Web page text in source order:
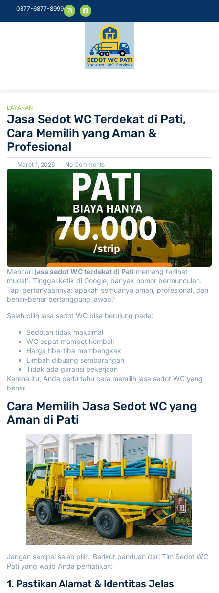
0877-6877-8999
LAYANAN
Jasa Sedot WC Terdekat di Pati,
Cara Memilih yang Aman &
Profesional
Maret 1, 2026 No Comments
Mencari jasa sedot WC terdekat di Pati memang terlihat
mudah. Tinggal ketik di Google, banyak nomor bermunculan.
Tapi pertanyaannya: apakah semuanya aman, profesional, dan
benar-benar bertanggung jawab?
Salah pilih jasa sedot WC bisa berujung pada:
Sedotan tidak maksimal
WC cepat mampet kembali
Harga tiba-tiba membengkak
Limbah dibuang sembarangan
Tidak ada garansi pekerjaan
Karena itu, Anda perlu tahu cara memilih jasa sedot WC yang
benar.
Cara Memilih Jasa Sedot WC yang
Aman di Pati
Jangan sampai salah pilih. Berikut panduan dari Tim Sedot WC
Pati yang wajib Anda perhatikan:
1. Pastikan Alamat & Identitas Jelas